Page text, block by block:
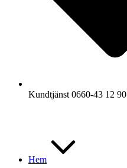
Kundtjänst 0660-43 12 90
Hem